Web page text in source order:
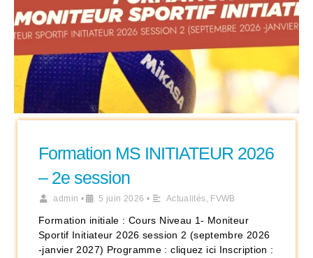
Formation MS INITIATEUR 2026
– 2e session
admin • 5 juin 2026 • Actualités, FVWB
Formation initiale : Cours Niveau 1- Moniteur
Sportif Initiateur 2026 session 2 (septembre 2026
-janvier 2027) Programme : cliquez ici Inscription :